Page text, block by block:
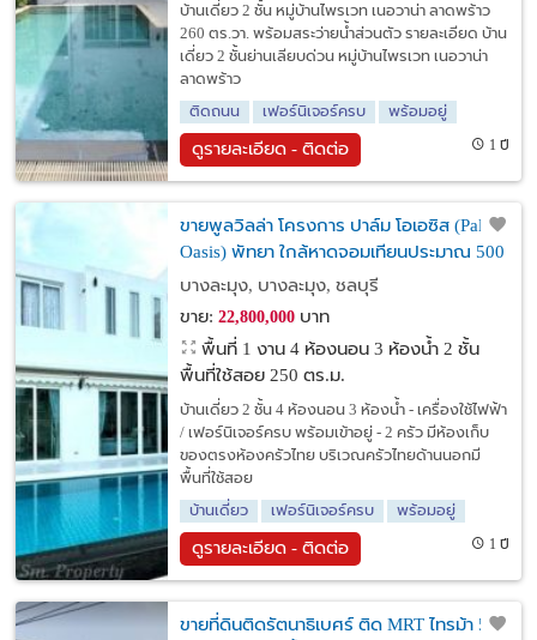
บ้านเดี่ยว 2 ชั้น หมู่บ้านไพรเวท เนอวาน่า ลาดพร้าว
260 ตร.วา. พร้อมสระว่ายน้ำส่วนตัว รายละเอียด บ้าน
เดี่ยว 2 ชั้นย่านเลียบด่วน หมู่บ้านไพรเวท เนอวาน่า
ลาดพร้าว
ติดถนน
เฟอร์นิเจอร์ครบ พร้อมอยู่
ดูรายละเอียด - ติดต่อ 1 ปี
ขายพูลวิลล่า โครงการ ปาล์ม โอเอซิส (Palm
Oasis) พัทยา ใกล้หาดจอมเทียนประมาณ 500
เมตร
บางละมุง, บางละมุง, ชลบุรี
ขาย: 22,800,000บาท
พื้นที่ 1 งาน 4 ห้องนอน 3 ห้องน้ำ 2 ชั้น
พื้นที่ใช้สอย 250 ตร.ม.
บ้านเดี่ยว 2 ชั้น 4 ห้องนอน 3 ห้องน้ำ - เครื่องใช้ไฟฟ้า
/ เฟอร์นิเจอร์ครบ พร้อมเข้าอยู่ - 2 ครัว มีห้องเก็บ
ของตรงห้องครัวไทย บริเวณครัวไทยด้านนอกมี
พื้นที่ใช้สอย
บ้านเดี่ยว
เฟอร์นิเจอร์ครบ พร้อมอยู่
ดูรายละเอียด - ติดต่อ 1 ปี
ขายที่ดินติดรัตนาธิเบศร์ ติด MRT ไทรม้า 594